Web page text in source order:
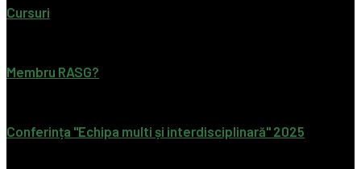
Cursuri
Membru RASG?
Conferința "Echipa multi și interdisciplinară" 2025